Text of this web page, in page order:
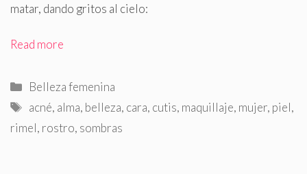
matar, dando gritos al cielo:
Read more
Categorías
Belleza femenina
Etiquetas
acné, alma, belleza, cara, cutis, maquillaje, mujer, piel,
rimel, rostro, sombras